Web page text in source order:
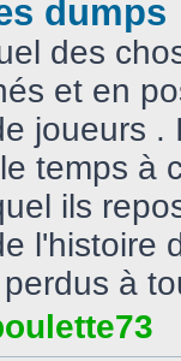
dumps
des
et en
joueurs .
temps à
ils
l'histoire
à